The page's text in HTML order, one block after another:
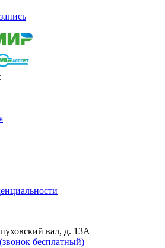
вал, д. 13А
бесплатный)